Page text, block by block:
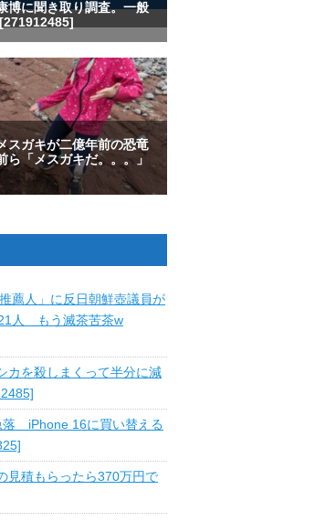
薦人」に反日朝鮮壺議員が
人 もう滅茶苦茶w
カを殺しまくって半分に減
落 iPhone 16に買い替える
見積もらったら370万円で